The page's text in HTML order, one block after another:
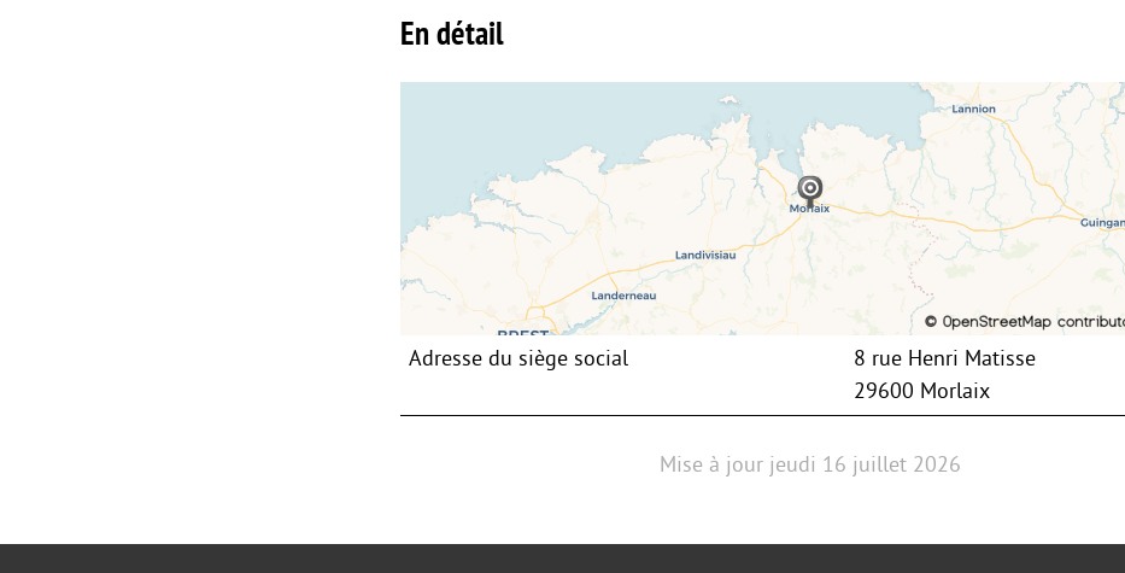
En détail
Adresse du siège social
8 rue Henri Matisse
29600 Morlaix
Mise à jour jeudi 16 juillet 2026